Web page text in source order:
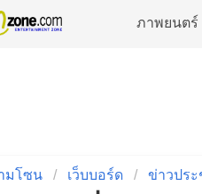
ภาพยนตร์
มโซน เว็บบอร์ด ข่าวปร